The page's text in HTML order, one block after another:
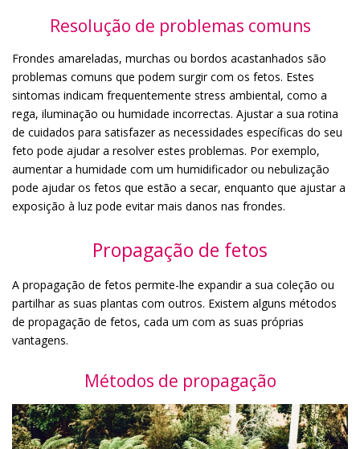
Resolução de problemas comuns
Frondes amareladas, murchas ou bordos acastanhados são
problemas comuns que podem surgir com os fetos. Estes
sintomas indicam frequentemente stress ambiental, como a
rega, iluminação ou humidade incorrectas. Ajustar a sua rotina
de cuidados para satisfazer as necessidades específicas do seu
feto pode ajudar a resolver estes problemas. Por exemplo,
aumentar a humidade com um humidificador ou nebulização
pode ajudar os fetos que estão a secar, enquanto que ajustar a
exposição à luz pode evitar mais danos nas frondes.
Propagação de fetos
A propagação de fetos permite-lhe expandir a sua coleção ou
partilhar as suas plantas com outros. Existem alguns métodos
de propagação de fetos, cada um com as suas próprias
vantagens.
Métodos de propagação